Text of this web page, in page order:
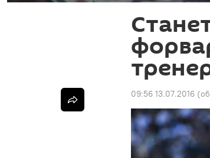
09:56 13.07.2016